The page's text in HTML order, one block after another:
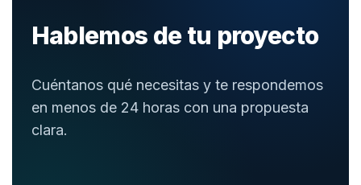
Hablemos de tu proyecto
Cuéntanos qué necesitas y te respondemos
en menos de 24 horas con una propuesta
clara.